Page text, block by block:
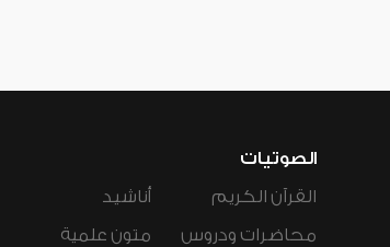
الصوتيات
القرآن الكريم
محاضرات ودروس
أناشيد
متون علمية